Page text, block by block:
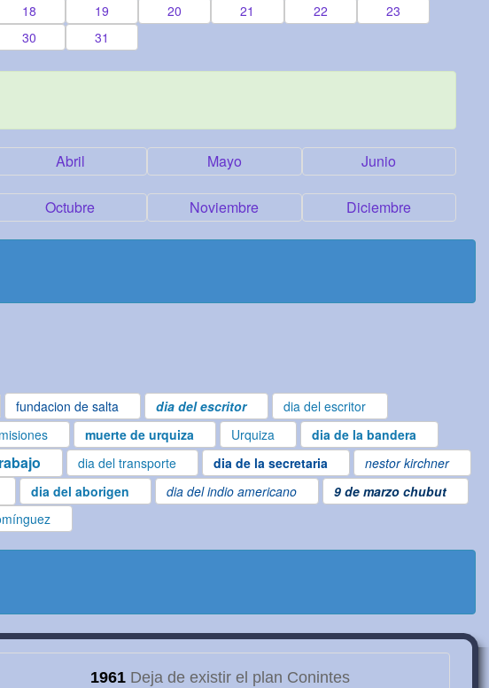
18 19 20 21 22
23
30 31
Abril Mayo Junio
Octubre Noviembre Diciembre
fundacion de salta dia del escritor dia del escritor
muerte de urquiza Urquiza dia de la bandera
dia del transporte dia de la secretaria nestor kirchner
dia del aborigen dia del indio americano
9 de marzo chubut
1961Deja de existir el plan Conintes